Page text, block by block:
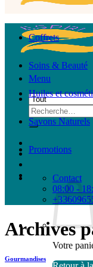
Menu
Recherche
pour :
Votre
Coffrets
Soins & Beauté
Huiles et
Savons Naturels
Promotions
Contact
08:00 -
Archives
Gourmandises